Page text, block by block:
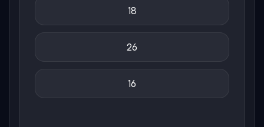
18
26
16